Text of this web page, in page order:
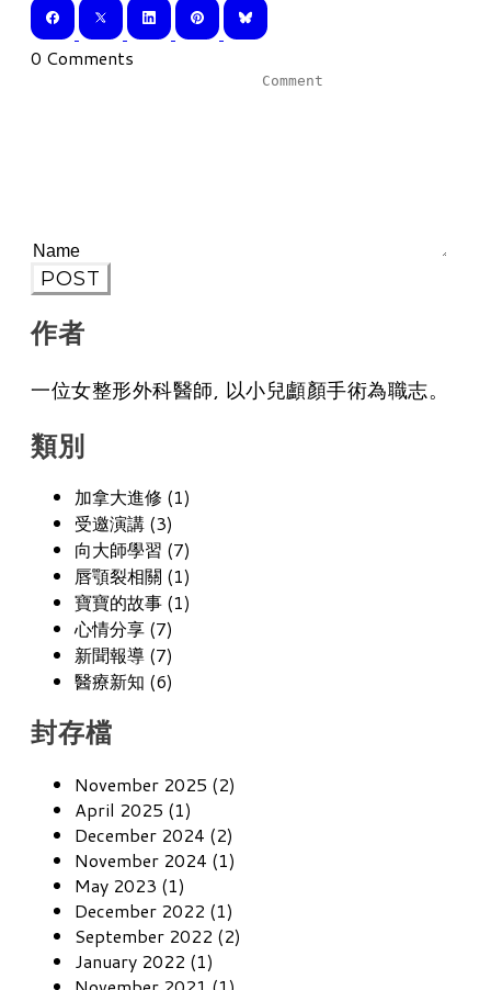
0 Comments
POST
作者
一位女整形外科醫師, 以小兒顱顏手術為職志。
類別
加拿大進修 (1)
受邀演講 (3)
向大師學習 (7)
唇顎裂相關 (1)
寶寶的故事 (1)
心情分享 (7)
新聞報導 (7)
醫療新知 (6)
封存檔
November 2025 (2)
April 2025 (1)
December 2024 (2)
November 2024 (1)
May 2023 (1)
December 2022 (1)
September 2022 (2)
January 2022 (1)